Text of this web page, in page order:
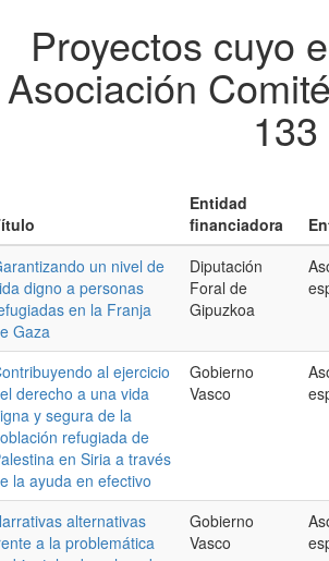
Proyectos cuyo
Asociación
Entidad
financiadora
un nivel de
digno a personas
en la Franja
Gaza
Diputación
Foral de
Gipuzkoa
al ejercicio
derecho a una vida
y segura de la
refugiada de
en Siria a través
la ayuda en efectivo
Gobierno
Vasco
alternativas
a la problemática
Gobierno
Vasco